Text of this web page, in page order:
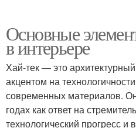
Основные
в интерьере
Хай-тек — это
акцентом на
современных материалов.
годах как ответ на
технологический прогресс и